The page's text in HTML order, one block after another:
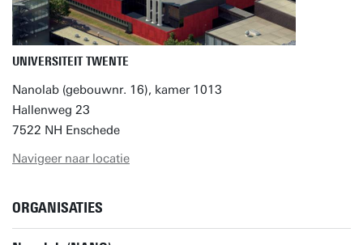
UNIVERSITEIT TWENTE
Nanolab (gebouwnr. 16), kamer 1013
Hallenweg 23
7522 NH Enschede
Navigeer naar locatie
ORGANISATIES